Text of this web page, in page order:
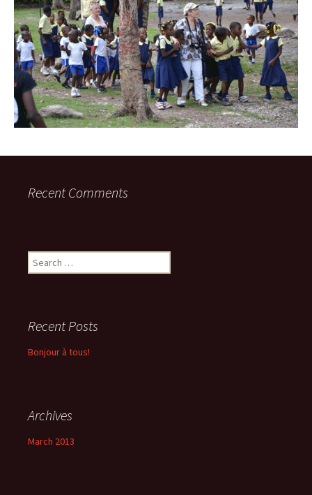
Recent Comments
Search
for:
Recent Posts
Bonjour à tous!
Archives
March 2013